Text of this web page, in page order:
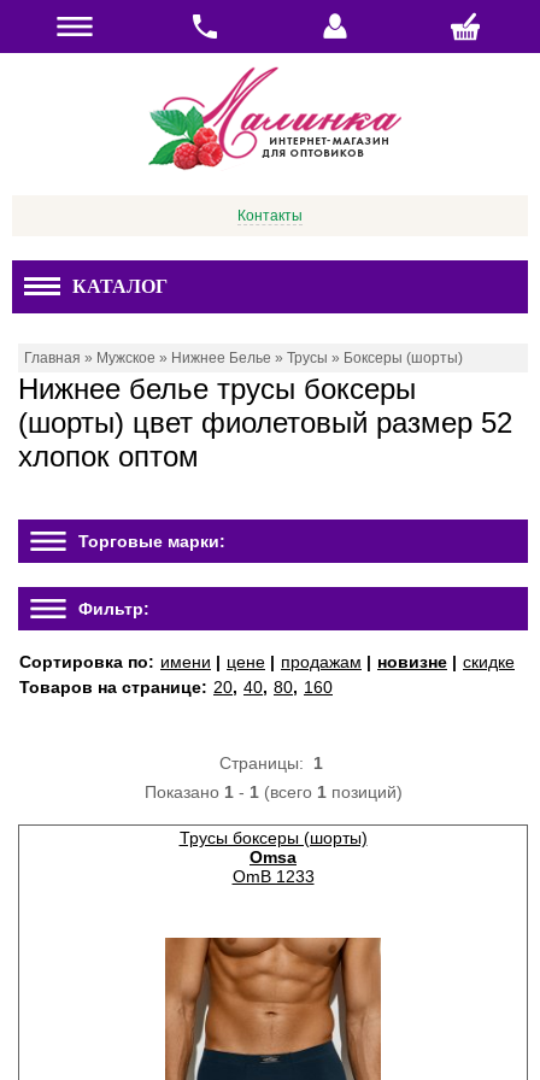
Контакты
КАТАЛОГ
Главная » Мужское » Нижнее Белье » Трусы » Боксеры (шорты)
Нижнее белье трусы боксеры
(шорты) цвет фиолетовый размер 52
хлопок оптом
Торговые марки:
Фильтр:
Сортировка по: имени | цене | продажам | новизне | скидке
Товаров на странице: 20, 40, 80, 160
Страницы: 1
Показано 1- 1(всего 1позиций)
Трусы боксеры (шорты)
Omsa
OmB 1233